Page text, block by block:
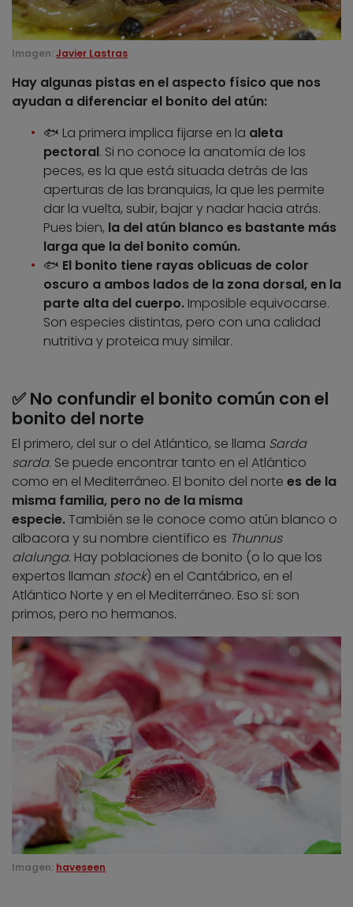
Imagen: Javier Lastras
Hay algunas pistas en el aspecto físico que nos
ayudan a diferenciar el bonito del atún:
🐟 La primera implica fijarse en la aleta
pectoral. Si no conoce la anatomía de los
peces, es la que está situada detrás de las
aperturas de las branquias, la que les permite
dar la vuelta, subir, bajar y nadar hacia atrás.
Pues bien, la del atún blanco es bastante más
larga que la del bonito común.
🐟 El bonito tiene rayas oblicuas de color
oscuro a ambos lados de la zona dorsal, en la
parte alta del cuerpo. Imposible equivocarse.
Son especies distintas, pero con una calidad
nutritiva y proteica muy similar.
✅ No confundir el bonito común con el
bonito del norte
El primero, del sur o del Atlántico, se llama Sarda
sarda. Se puede encontrar tanto en el Atlántico
como en el Mediterráneo. El bonito del norte es de la
misma familia, pero no de la misma
especie.También se le conoce como atún blanco o
albacora y su nombre científico es Thunnus
alalunga. Hay poblaciones de bonito (o lo que los
expertos llaman stock) en el Cantábrico, en el
Atlántico Norte y en el Mediterráneo. Eso sí: son
primos, pero no hermanos.
Imagen: haveseen